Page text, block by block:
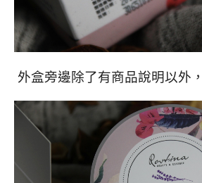
外盒旁邊除了有商品說明以外